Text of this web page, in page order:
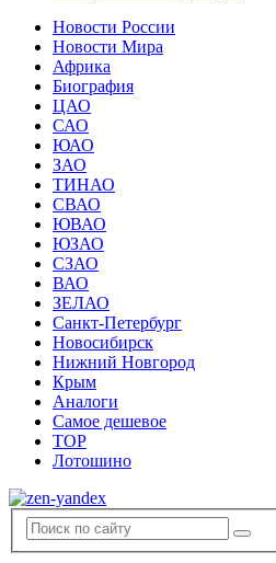
Новости России
Новости Мира
Африка
Биография
ЦАО
САО
ЮАО
ЗАО
ТИНАО
СВАО
ЮВАО
ЮЗАО
СЗАО
ВАО
ЗЕЛАО
Санкт-Петербург
Новосибирск
Нижний Новгород
Крым
Аналоги
Самое дешевое
TOP
Лотошино